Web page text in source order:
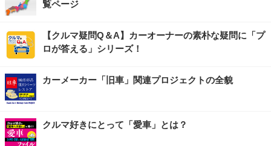
覧ページ
【クルマ疑問Q＆A】カーオーナーの素朴な疑問に「プ
ロが答える」シリーズ！
カーメーカー「旧車」関連プロジェクトの全貌
クルマ好きにとって「愛車」とは？